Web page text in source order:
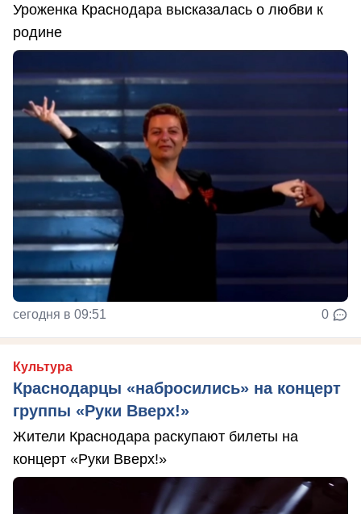
Уроженка Краснодара высказалась о любви к
родине
сегодня в 09:51 0
Культура
Краснодарцы «набросились» на концерт
группы «Руки Вверх!»
Жители Краснодара раскупают билеты на
концерт «Руки Вверх!»